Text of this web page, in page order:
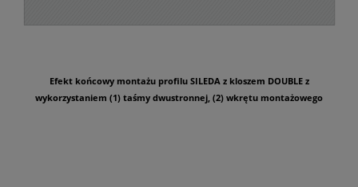
Efekt końcowy montażu profilu SILEDA z kloszem DOUBLE z
wykorzystaniem (1) taśmy dwustronnej, (2) wkrętu montażowego